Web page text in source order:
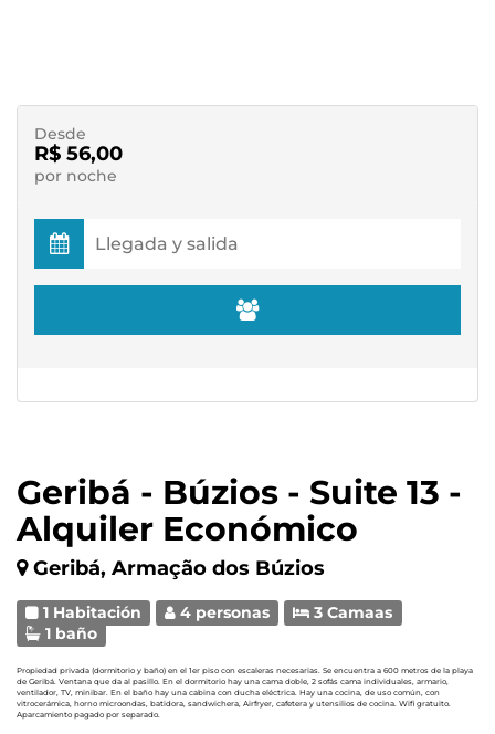
Geribá - Búzios - Suite 13 -
Alquiler Económico
Geribá, Armação dos Búzios
1 Habitación 4 personas
3 Camaas
1 baño
Propiedad privada (dormitorio y baño) en el 1er piso con escaleras necesarias. Se encuentra a 600 metros de la playa
de Geribá. Ventana que da al pasillo. En el dormitorio hay una cama doble, 2 sofás cama individuales, armario,
ventilador, TV, minibar. En el baño hay una cabina con ducha eléctrica. Hay una cocina, de uso común, con
vitrocerámica, horno microondas, batidora, sandwichera, Airfryer, cafetera y utensilios de cocina. Wifi gratuito.
Aparcamiento pagado por separado.
Desde
R$ 56,00
por noche